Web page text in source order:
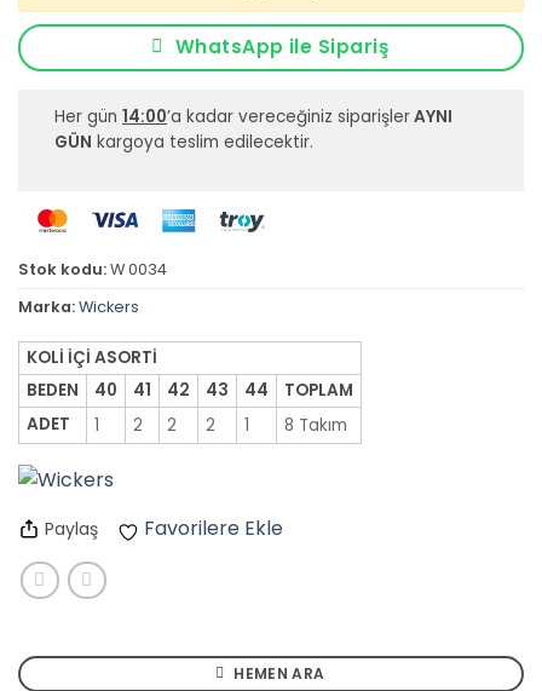
WhatsApp ile Sipariş
Her gün 14:00’a kadar vereceğiniz siparişlerAYNI
GÜN kargoya teslim edilecektir.
Stok kodu:W 0034
Marka:Wickers
KOLİ İÇİ ASORTİ
BEDEN
40 41 42 43 44
TOPLAM
ADET
1 2 2 2 1 8 Takım
Paylaş Favorilere Ekle
HEMEN ARA